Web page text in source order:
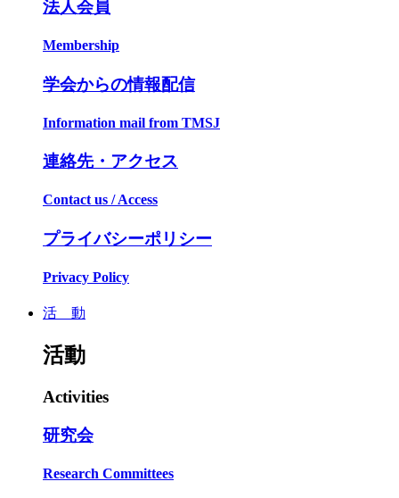
法人会員
Membership
学会からの情報配信
Information mail from TMSJ
連絡先・アクセス
Contact us / Access
プライバシーポリシー
Privacy Policy
活 動
活動
Activities
研究会
Research Committees